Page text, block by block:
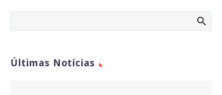
Últimas Notícias